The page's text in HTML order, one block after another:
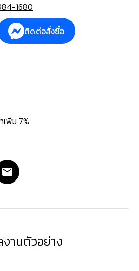
1680
ติดต่อสั่งซื้อ
เพิ่ม 7%
านตัวอย่าง